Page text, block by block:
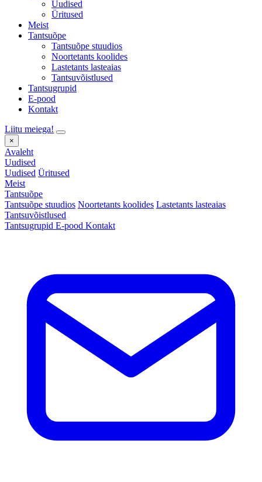
Uudised
Üritused
Meist
Tantsuõpe
Tantsuõpe stuudios
Noortetants koolides
Lastetants lasteaias
Tantsuvõistlused
Tantsugrupid
E-pood
Kontakt
Liitu meiega!
×
Avaleht
Uudised
Uudised Üritused
Meist
Tantsuõpe
Tantsuõpe stuudios Noortetants koolides Lastetants lasteaias
Tantsuvõistlused
Tantsugrupid E-pood Kontakt